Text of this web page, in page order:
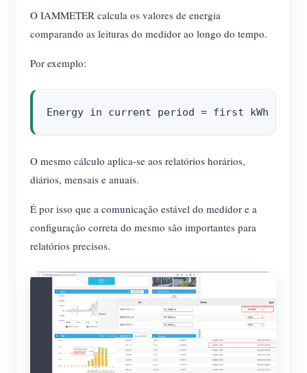
O IAMMETER calcula os valores de energia
comparando as leituras do medidor ao longo do tempo.
Por exemplo:
O mesmo cálculo aplica-se aos relatórios horários,
diários, mensais e anuais.
É por isso que a comunicação estável do medidor e a
configuração correta do mesmo são importantes para
relatórios precisos.